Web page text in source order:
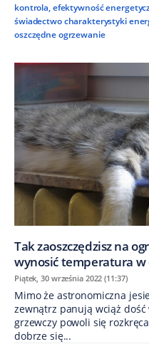
kontrola,efektywność
świadectwo charakterystyki
oszczędne ogrzewanie
Tak zaoszczędzisz na
wynosić temperatura w
Piątek, 30 września 2022 (11:37)
Mimo że astronomiczna
zewnątrz panują wciąż
grzewczy powoli się
dobrze się...